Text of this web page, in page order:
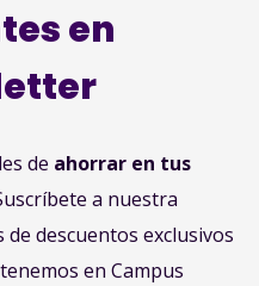
en
de ahorrar en tus
a nuestra
descuentos exclusivos
en Campus